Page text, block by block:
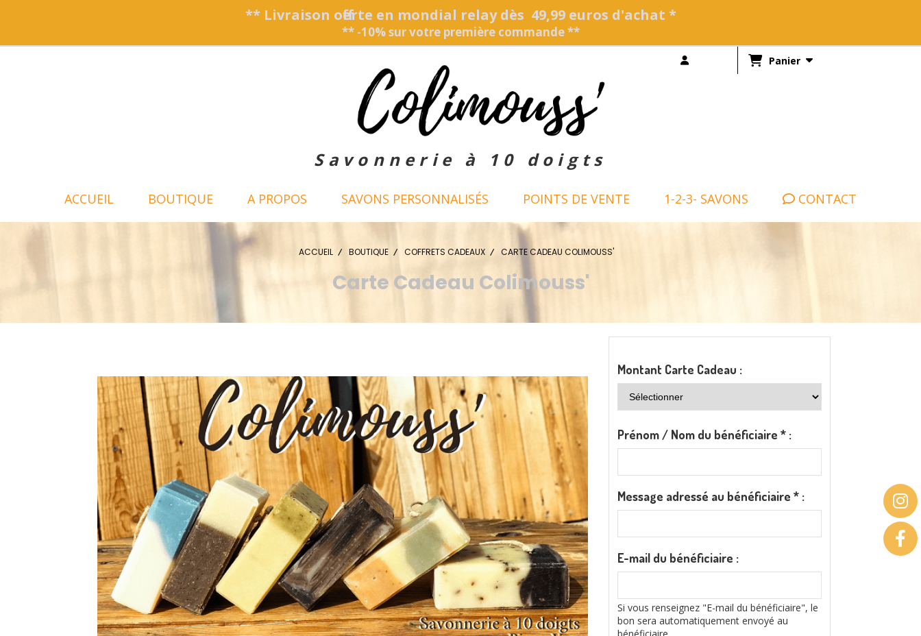
** Livraison offerte en mondial relay dès 49,99 euros d'achat *
** -10% sur votre première commande **
Savonnerie à 10 doigts
Panier
ACCUEIL BOUTIQUE A PROPOS SAVONS PERSONNALISÉS POINTS DE VENTE 1-2-3- SAVONS CONTACT
ACCUEIL BOUTIQUE COFFRETS CADEAUX CARTE CADEAU COLIMOUSS'
Carte Cadeau Colimouss'
Montant Carte Cadeau :
Prénom / Nom du bénéficiaire * :
Message adressé au bénéficiaire * :
E-mail du bénéficiaire :
Si vous renseignez "E-mail du bénéficiaire", le
bon sera automatiquement envoyé au